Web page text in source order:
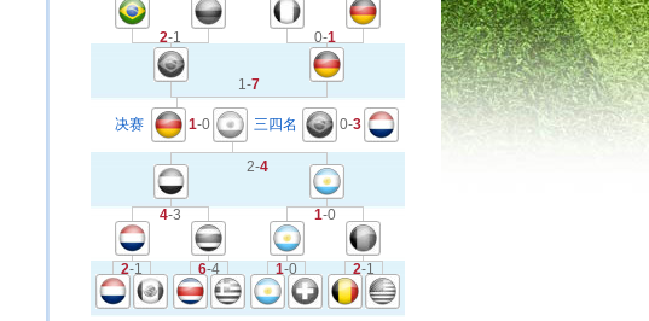
2-1 0-1
1-7
2-4
4-3 1-0
2-1 6-4 1-0 2-1
1-0 0-3
决赛 三四名